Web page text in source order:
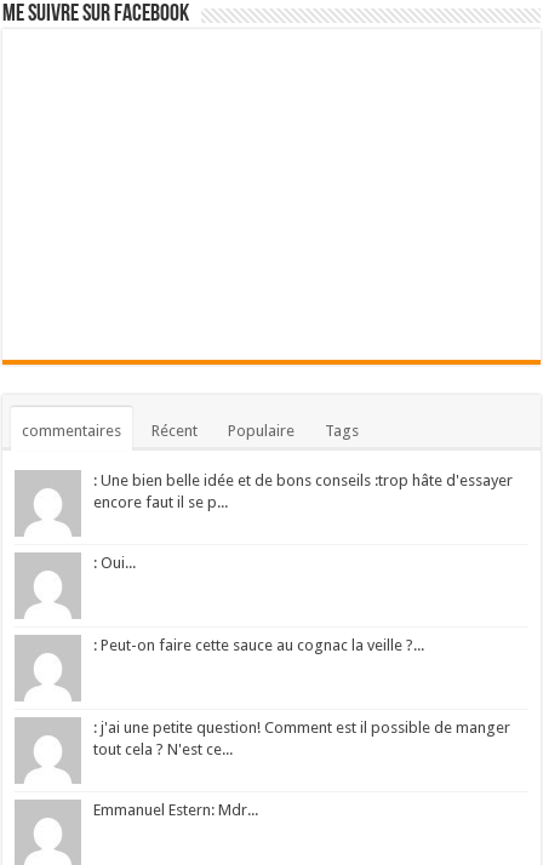
Me suivre sur Facebook
commentaires Récent Populaire Tags
: Une bien belle idée et de bons conseils :trop hâte d'essayer
encore faut il se p...
: Oui...
: Peut-on faire cette sauce au cognac la veille ?...
: j'ai une petite question! Comment est il possible de manger
tout cela ? N'est ce...
Emmanuel Estern: Mdr...